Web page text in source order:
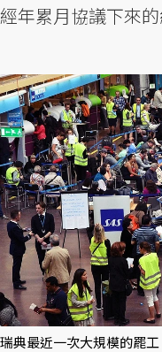
經年累月協議下來的
瑞典最近一次大規模的罷